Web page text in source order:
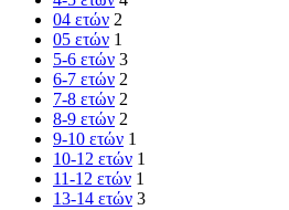
04 ετών 2
05 ετών 1
5-6 ετών 3
6-7 ετών 2
7-8 ετών 2
8-9 ετών 2
9-10 ετών 1
10-12 ετών 1
11-12 ετών 1
13-14 ετών 3